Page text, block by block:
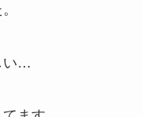
い…